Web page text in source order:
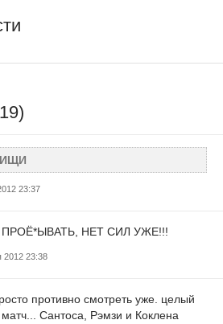
23:37
ПРОЁ*ЫВАТЬ, НЕТ СИЛ УЖЕ!!!
2012 23:38
противно смотреть уже. целый
матч... Сантоса, Рэмзи и Коклена